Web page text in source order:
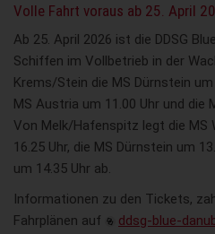
Volle Fahrt voraus ab 25. April
Ab 25. April 2026 ist die DDSG
Schiffen im Vollbetrieb in der
Krems/Stein die MS Dürnstein um
MS Austria um 11.00 Uhr und die
Von Melk/Hafenspitz legt die MS
16.25 Uhr, die MS Dürnstein um
um 14.35 Uhr ab.
Informationen zu den Tickets,
Fahrplänen auf
ddsg-blue-